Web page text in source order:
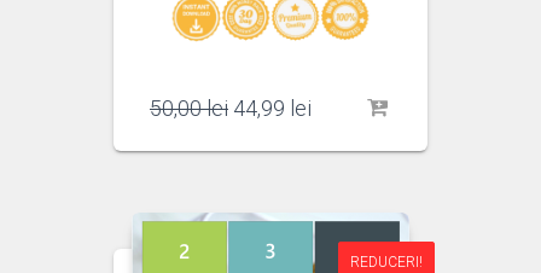
50,00lei Prețul
a
50,00 lei.
44,99 lei
este:
REDUCERI!
REDUCERI!